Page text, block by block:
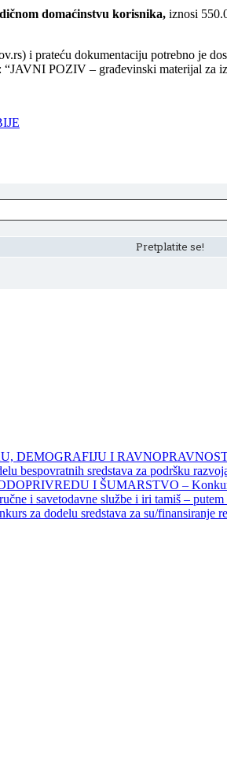
domaćinstvu korisnika, iznosi
i prateću dokumentaciju potrebno je
“JAVNI POZIV – građevinski materijal za
I RAVNOPRAVNOST
sredstava za podršku
I ŠUMARSTVO – Konkurs
i savetodavne službe i iri tamiš ‒ putem
dodelu sredstava za su/finansiranje